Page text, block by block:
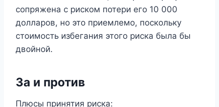
сопряжена с риском потери его 10 000
долларов, но это приемлемо, поскольку
стоимость избегания этого риска была бы
двойной.
За и против
Плюсы принятия риска: